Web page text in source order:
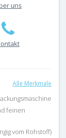
uns
Alle Merkmale
feinen
vom Rohstoff)